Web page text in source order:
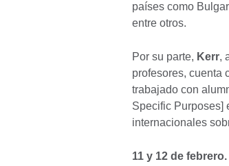
países como
entre otros.
Por su parte, Kerr,
profesores, cuenta
trabajado con
Specific Purposes]
internacionales
11 y 12 de